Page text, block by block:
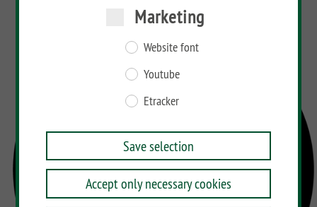
Marketing
Website font
Youtube
Etracker
Save selection
Accept only necessary cookies